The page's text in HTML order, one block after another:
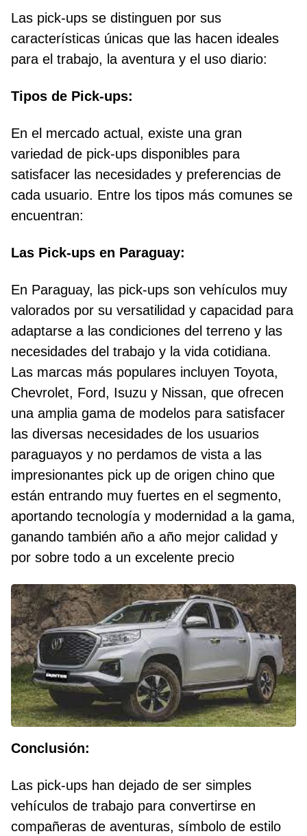
Las pick-ups se distinguen por sus
características únicas que las hacen ideales
para el trabajo, la aventura y el uso diario:
Tipos de Pick-ups:
En el mercado actual, existe una gran
variedad de pick-ups disponibles para
satisfacer las necesidades y preferencias de
cada usuario. Entre los tipos más comunes se
encuentran:
Las Pick-ups en Paraguay:
En Paraguay, las pick-ups son vehículos muy
valorados por su versatilidad y capacidad para
adaptarse a las condiciones del terreno y las
necesidades del trabajo y la vida cotidiana.
Las marcas más populares incluyen Toyota,
Chevrolet, Ford, Isuzu y Nissan, que ofrecen
una amplia gama de modelos para satisfacer
las diversas necesidades de los usuarios
paraguayos y no perdamos de vista a las
impresionantes pick up de origen chino que
están entrando muy fuertes en el segmento,
aportando tecnología y modernidad a la gama,
ganando también año a año mejor calidad y
por sobre todo a un excelente precio
Conclusión:
Las pick-ups han dejado de ser simples
vehículos de trabajo para convertirse en
compañeras de aventuras, símbolo de estilo